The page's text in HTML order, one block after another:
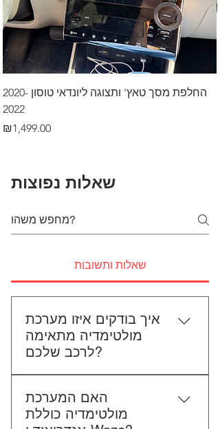
החלפת מסך טאץ' ותצוגה ליונדאי טוסון 2020-
2022
Price
₪1,499.00
שאלות נפוצות
שאלות ותשובות
איך בודקים איזו מערכת
מולטימדיה מתאימה
לרכב שלכם?
סוג הרכב, הדגם ושנת הייצור. אם
אפשר, צרפו גם תמונה של הרדיו
האם המערכת
מולטימדיה כוללת